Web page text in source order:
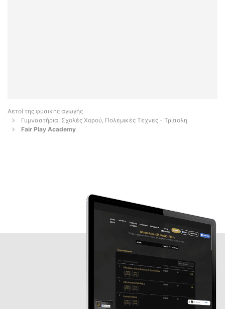
Αετοί της φυσικής αγωγής
Γυμναστήρια, Σχολές Χορού, Πολεμικές Τέχνες - Τρίπολη
Fair Play Academy